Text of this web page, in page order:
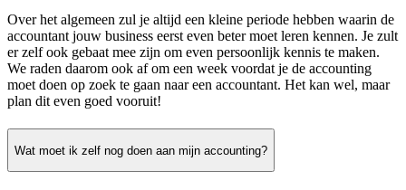
Over het algemeen zul je altijd een kleine periode hebben waarin de
accountant jouw business eerst even beter moet leren kennen. Je zult
er zelf ook gebaat mee zijn om even persoonlijk kennis te maken.
We raden daarom ook af om een week voordat je de accounting
moet doen op zoek te gaan naar een accountant. Het kan wel, maar
plan dit even goed vooruit!
Wat moet ik zelf nog doen aan mijn accounting?